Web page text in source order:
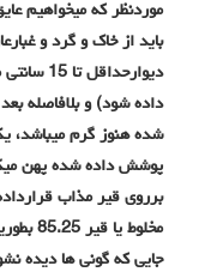
موردنظر که میخواهیم
باید از خاک و گرد و
داده شود) و بلافاصله
شده هنوز گرم میباشد،
پوشش داده شده پهن
برروی قیر مذاب
جایی که گونی ها دیده